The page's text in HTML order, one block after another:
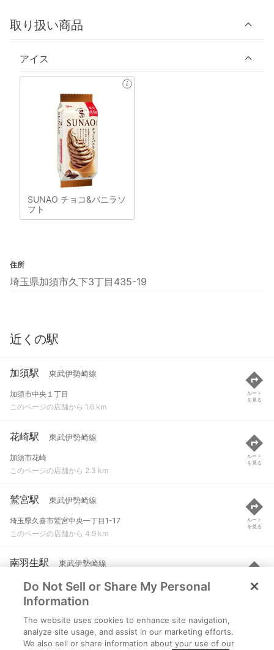
取り扱い商品
アイス
SUNAO チョコ&バニラソ
フト
住所
埼玉県加須市久下3丁目435-19
近くの駅
加須駅 東武伊勢崎線
加須市中央１丁目
このページの店舗から 1.6 km
ルート
を見る
花崎駅 東武伊勢崎線
加須市花崎
このページの店舗から 2.3 km
ルート
を見る
鷲宮駅 東武伊勢崎線
埼玉県久喜市鷲宮中央一丁目1-17
このページの店舗から 4.9 km
ルート
を見る
南羽生駅 東武伊勢崎線
羽生市大字神戸
このページの店舗から 5.8 km
ルート
を見る
東鷲宮駅 宇都宮線
埼玉県久喜市西大輪326
Do Not Sell or Share My Personal
Information
The website uses cookies to enhance site navigation,
analyze site usage, and assist in our marketing efforts.
We also sell or share information about your use of our